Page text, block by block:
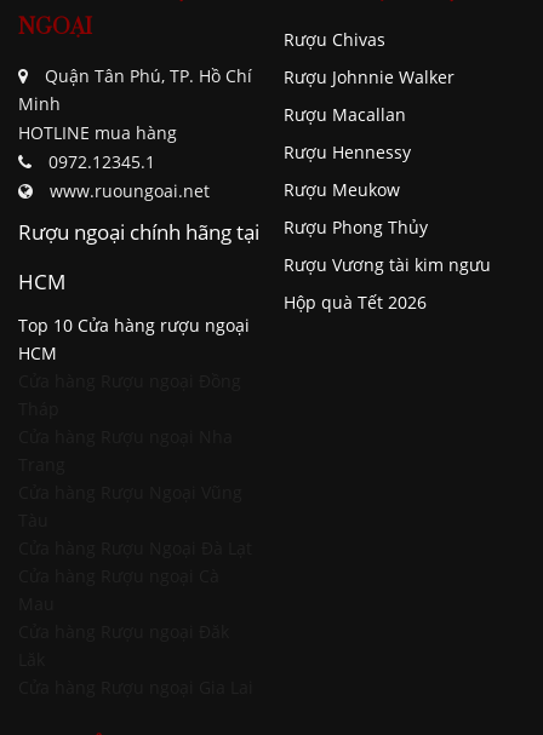
NGOẠI
Quận Tân Phú, TP. Hồ Chí
Minh
HOTLINE mua hàng
0972.12345.1
www.ruoungoai.net
Rượu ngoại chính hãng tại
HCM
Top 10 Cửa hàng rượu ngoại
HCM
Rượu Chivas
Rượu Johnnie Walker
Rượu Macallan
Rượu Hennessy
Rượu Meukow
Rượu Phong Thủy
Rượu Vương tài kim ngưu
Hộp quà Tết 2026